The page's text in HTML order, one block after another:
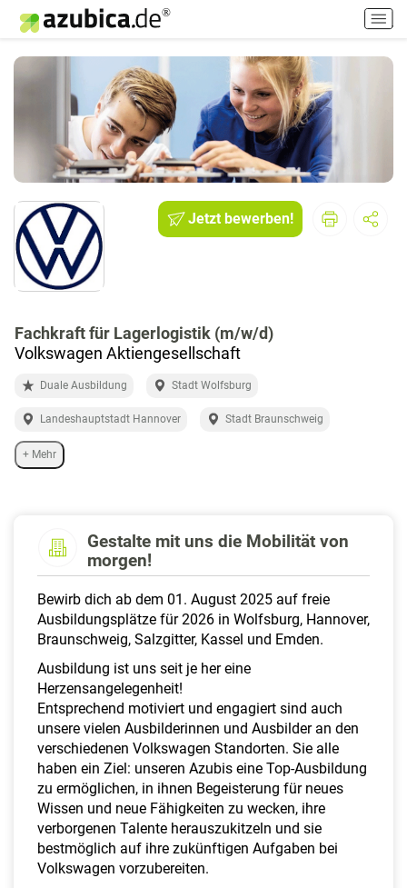
H
a
u
i
Jetzt bewerben!
Fachkraft für Lagerlogistik (m/w/d)
Volkswagen Aktiengesellschaft
Duale Ausbildung Stadt Wolfsburg
Landeshauptstadt Hannover Stadt Braunschweig
+ Mehr
Gestalte mit uns die Mobilität von
morgen!
Bewirb dich ab dem 01. August 2025 auf freie
Ausbildungsplätze für 2026 in Wolfsburg, Hannover,
Braunschweig, Salzgitter, Kassel und Emden.
Ausbildung ist uns seit je her eine
Herzensangelegenheit!
Entsprechend motiviert und engagiert sind auch
unsere vielen Ausbilderinnen und Ausbilder an den
verschiedenen Volkswagen Standorten. Sie alle
haben ein Ziel: unseren Azubis eine Top-Ausbildung
zu ermöglichen, in ihnen Begeisterung für neues
Wissen und neue Fähigkeiten zu wecken, ihre
verborgenen Talente herauszukitzeln und sie
bestmöglich auf ihre zukünftigen Aufgaben bei
Volkswagen vorzubereiten.